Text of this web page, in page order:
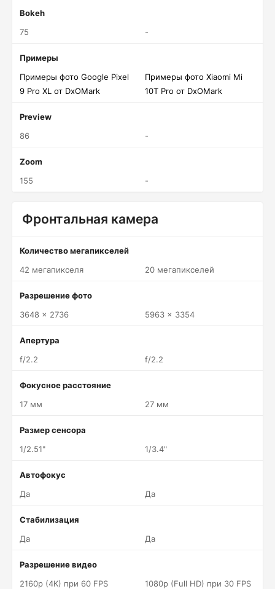
Bokeh
75
-
Примеры
Примеры фото Google Pixel
9 Pro XL от DxOMark
Примеры фото Xiaomi Mi
10T Pro от DxOMark
Preview
86
-
Zoom
155
-
Фронтальная камера
Количество мегапикселей
42 мегапикселя
20 мегапикселей
Разрешение фото
3648 x 2736
5963 x 3354
Апертура
f/2.2
f/2.2
Фокусное расстояние
17 мм
27 мм
Размер сенсора
1/2.51"
1/3.4"
Автофокус
Да
Да
Стабилизация
Да
Да
Разрешение видео
2160p (4K) при 60 FPS
1080p (Full HD) при 30 FPS